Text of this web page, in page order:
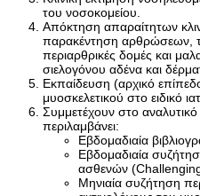
του νοσοκομείου.
Απόκτηση απαραίτητων
παρακέντηση αρθρώσεων,
περιαρθρικές δομές και
σιελογόνου αδένα και
Εκπαίδευση (αρχικό
μυοσκελετικού στο ειδικό
Συμμετέχουν στο
περιλαμβάνει:
Εβδομαδιαία
Εβδομαδιαία
ασθενών
Μηνιαία συζήτηση